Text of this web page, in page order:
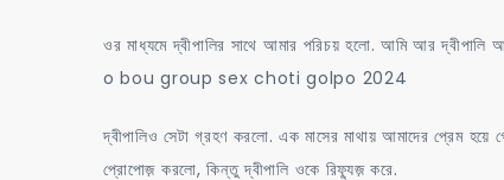
ওর মাধ্যমে দ্বীপালির সাথে আমার পরিচয় হলো. আমি আর
o bou group sex choti golpo 2024
দ্বীপালিও সেটা গ্রহণ করলো. এক মাসের মাথায় আমাদের প্রেম হয়ে
প্রোপোজ় করলো, কিন্তু দ্বীপালি ওকে রিফ্যূজ় করে.